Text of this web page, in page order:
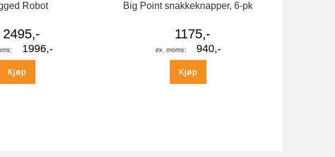
Robot
2495,-
1996,-
Kjøp
Big Point snakkeknapper, 6-pk
1175,-
940,-
Kjøp